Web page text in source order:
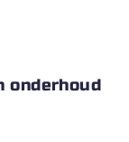
onderhoud